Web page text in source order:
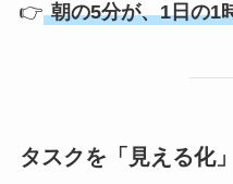
👉 朝の5分が、1日の1
タスクを「見える化